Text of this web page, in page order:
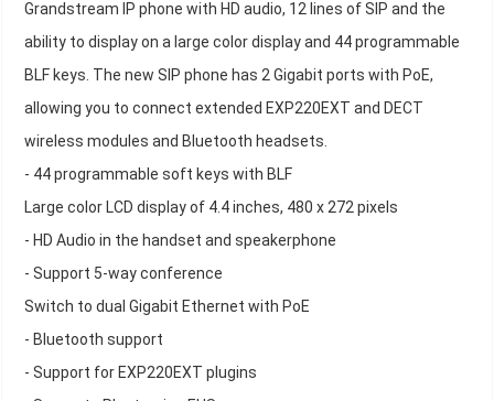
Grandstream IP phone with HD audio, 12 lines of SIP and the
ability to display on a large color display and 44 programmable
BLF keys. The new SIP phone has 2 Gigabit ports with PoE,
allowing you to connect extended EXP220EXT and DECT
wireless modules and Bluetooth headsets.
- 44 programmable soft keys with BLF
Large color LCD display of 4.4 inches, 480 x 272 pixels
- HD Audio in the handset and speakerphone
- Support 5-way conference
Switch to dual Gigabit Ethernet with PoE
- Bluetooth support
- Support for EXP220EXT plugins